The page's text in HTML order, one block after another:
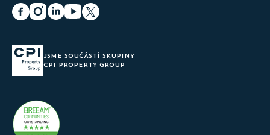
JSME SOUČÁSTÍ SKUPINY
CPI PROPERTY GROUP